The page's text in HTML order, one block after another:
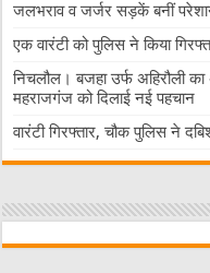
जलभराव व जर्जर सड़कें बनीं
एक वारंटी को पुलिस ने किया
निचलौल। बजहा उर्फ अहिरौली
महराजगंज को दिलाई नई पहचान
वारंटी गिरफ्तार, चौक पुलिस ने